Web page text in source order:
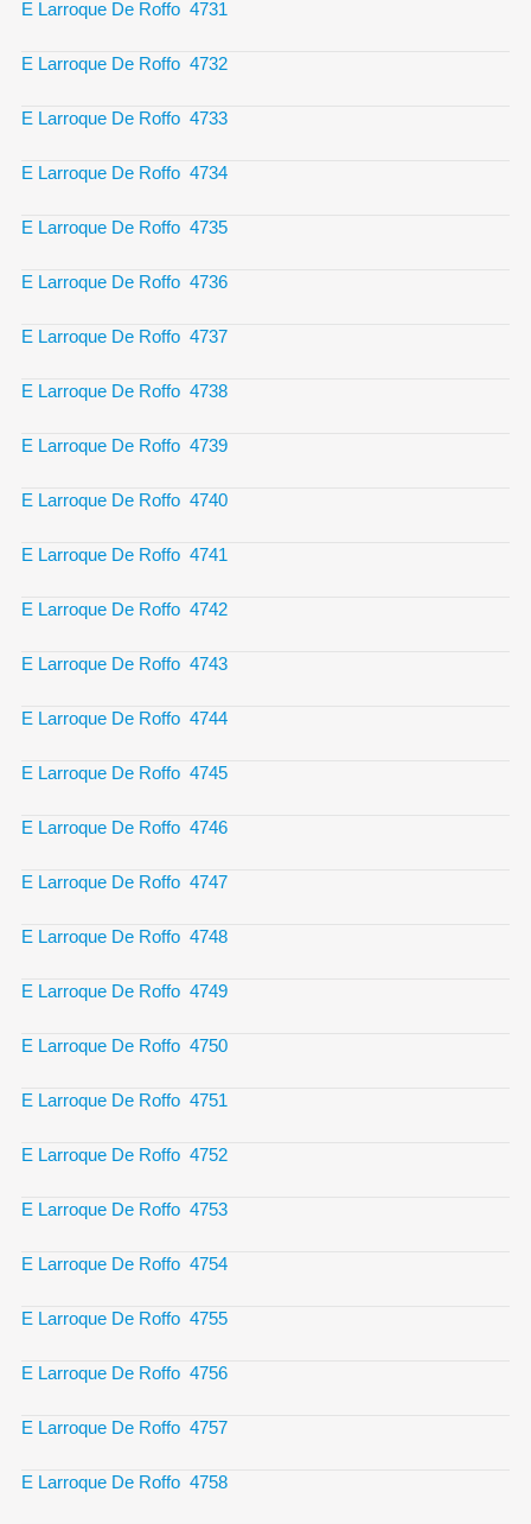
E Larroque De Roffo 4731
E Larroque De Roffo 4732
E Larroque De Roffo 4733
E Larroque De Roffo 4734
E Larroque De Roffo 4735
E Larroque De Roffo 4736
E Larroque De Roffo 4737
E Larroque De Roffo 4738
E Larroque De Roffo 4739
E Larroque De Roffo 4740
E Larroque De Roffo 4741
E Larroque De Roffo 4742
E Larroque De Roffo 4743
E Larroque De Roffo 4744
E Larroque De Roffo 4745
E Larroque De Roffo 4746
E Larroque De Roffo 4747
E Larroque De Roffo 4748
E Larroque De Roffo 4749
E Larroque De Roffo 4750
E Larroque De Roffo 4751
E Larroque De Roffo 4752
E Larroque De Roffo 4753
E Larroque De Roffo 4754
E Larroque De Roffo 4755
E Larroque De Roffo 4756
E Larroque De Roffo 4757
E Larroque De Roffo 4758